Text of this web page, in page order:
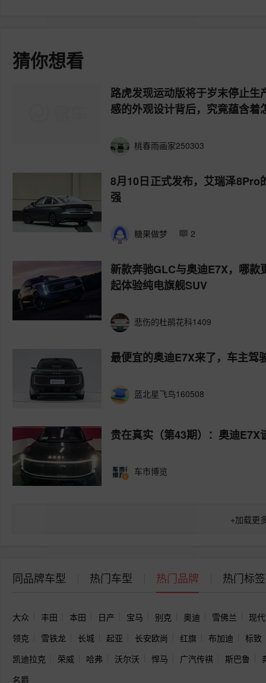
猜你想看
路虎发现运动版将于岁末停止
感的外观设计背后，究竟蕴含着
桃春雨画家250303
8月10日正式发布，艾瑞泽8Pro
强
糖果做梦 2
新款奔驰GLC与奥迪E7X，哪
起体验纯电旗舰SUV
悲伤的杜鹃花科1409
最便宜的奥迪E7X来了，车主驾
蓝北星飞鸟160508
贵在真实（第43期）：奥迪
车市博览
+加载更
同品牌车型 热门车型 热门品牌 热门标签
大众 丰田 本田 日产 宝马 别克 奥迪 雪佛兰
现代
领克
雪铁龙 长城 起亚 长安欧尚 红旗 布加迪
标致
凯迪拉克
荣威 哈弗 沃尔沃 悍马 广汽传祺 斯巴鲁
名爵